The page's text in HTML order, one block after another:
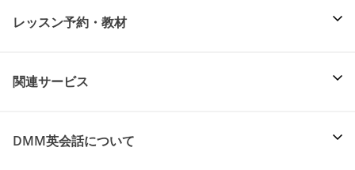
レッスン予約・教材
関連サービス
DMM英会話について